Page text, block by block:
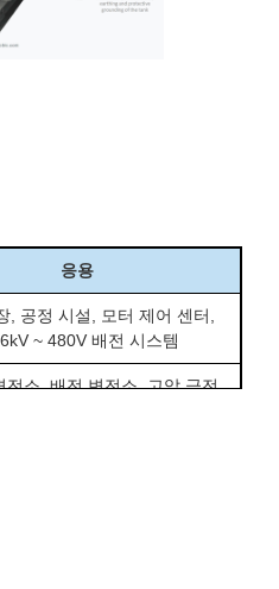
응용
, 공정 시설, 모터 제어 센터,
~ 480V 배전 시스템
전소, 배전 변전소, 고압 급전